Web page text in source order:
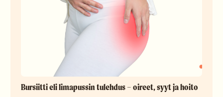
Bursiitti eli limapussin tulehdus – oireet, syyt ja hoito